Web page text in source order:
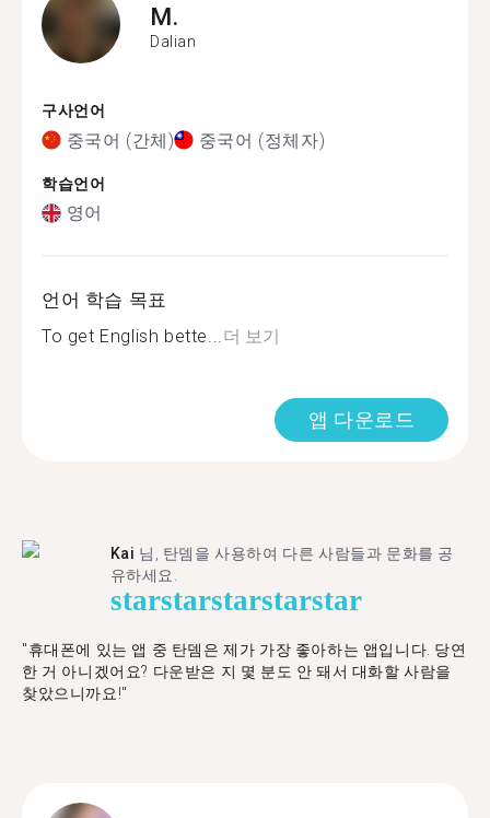
M.
Dalian
구사언어
중국어 (간체) 중국어 (정체자)
학습언어
영어
언어 학습 목표
To get English bette...더 보기
앱 다운로드
Kai 님, 탄뎀을 사용하여 다른 사람들과 문화를 공
유하세요.
starstarstarstarstar
"휴대폰에 있는 앱 중 탄뎀은 제가 가장 좋아하는 앱입니다. 당연
한 거 아니겠어요? 다운받은 지 몇 분도 안 돼서 대화할 사람을
찾았으니까요!"